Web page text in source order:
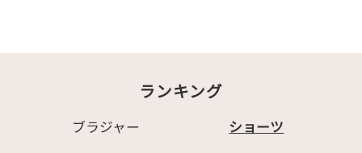
ランキング
ブラジャー ショーツ